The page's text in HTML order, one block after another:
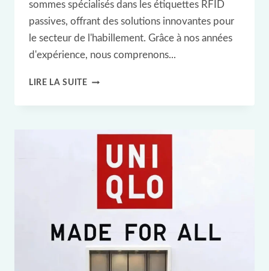
sommes spécialisés dans les étiquettes RFID
passives, offrant des solutions innovantes pour
le secteur de l'habillement. Grâce à nos années
d'expérience, nous comprenons...
LIRE LA SUITEÉTUDE
RFID
COMMENT
DECATHLON
COMMERCE